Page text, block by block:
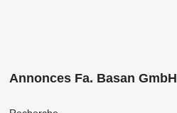
Annonces Fa. Basan GmbH